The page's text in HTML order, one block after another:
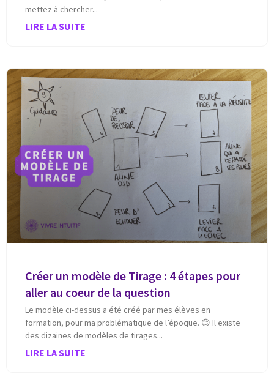
mettez à chercher
LIRE LA SUITE
Créer un modèle de Tirage : 4 étapes pour
aller au coeur de la question
Le modèle ci-dessus a été créé par mes élèves en
formation, pour ma problématique de l’époque. 😊 Il existe
des dizaines de modèles de tirages
LIRE LA SUITE